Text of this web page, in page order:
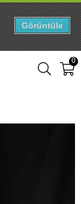
0
Görüntüle